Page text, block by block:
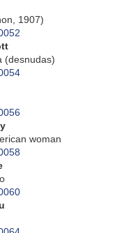
1907)
(desnudas)
woman